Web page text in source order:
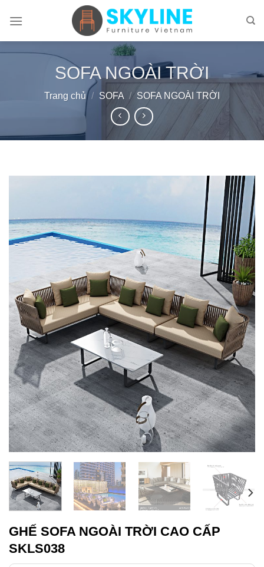
SOFA NGOÀI TRỜI
Trang chủ / SOFA / SOFA NGOÀI TRỜI
GHẾ SOFA NGOÀI TRỜI CAO CẤP
SKLS038